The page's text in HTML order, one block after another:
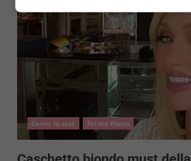
Come le star Primo Piano